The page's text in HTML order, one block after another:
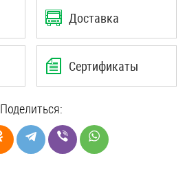
Доставка
Сертификаты
Поделиться: